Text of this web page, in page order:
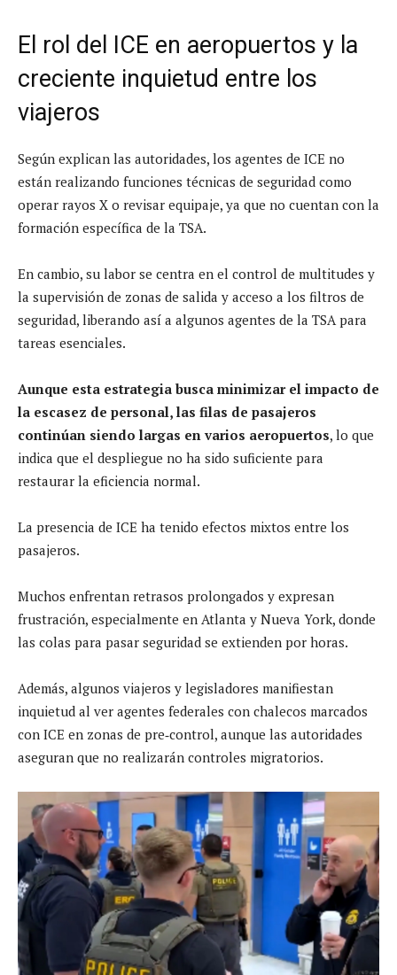
El rol del ICE en aeropuertos y la
creciente inquietud entre los
viajeros
Según explican las autoridades, los agentes de ICE no
están realizando funciones técnicas de seguridad como
operar rayos X o revisar equipaje, ya que no cuentan con la
formación específica de la TSA.
En cambio, su labor se centra en el control de multitudes y
la supervisión de zonas de salida y acceso a los filtros de
seguridad, liberando así a algunos agentes de la TSA para
tareas esenciales.
Aunque esta estrategia busca minimizar el impacto de
la escasez de personal, las filas de pasajeros
continúan siendo largas en varios aeropuertos, lo que
indica que el despliegue no ha sido suficiente para
restaurar la eficiencia normal.
La presencia de ICE ha tenido efectos mixtos entre los
pasajeros.
Muchos enfrentan retrasos prolongados y expresan
frustración, especialmente en Atlanta y Nueva York, donde
las colas para pasar seguridad se extienden por horas.
Además, algunos viajeros y legisladores manifiestan
inquietud al ver agentes federales con chalecos marcados
con ICE en zonas de pre‑control, aunque las autoridades
aseguran que no realizarán controles migratorios.